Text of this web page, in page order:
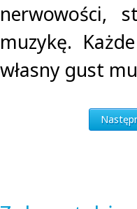
nerwowości,
muzykę.
własny gust